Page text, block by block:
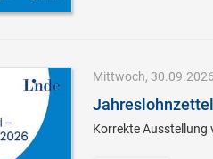
Mittwoch,
Korrekte Ausstellung